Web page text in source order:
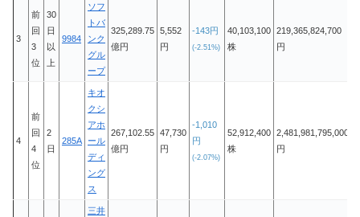
3
前
回
3
位
30
日
以
上
9984
ソフ
トバ
ンク
グル
ープ
325,289.75
億円
5,552
円
-143円
(-2.51%)
40,103,100
株
219,365,824,700
円
4
前
回
4
位
2
日
285A
キオ
クシ
アホ
ール
ディ
ング
ス
267,102.55
億円
47,730
円
-1,010
円
(-2.07%)
52,912,400
株
2,481,981,795,000
円
三井